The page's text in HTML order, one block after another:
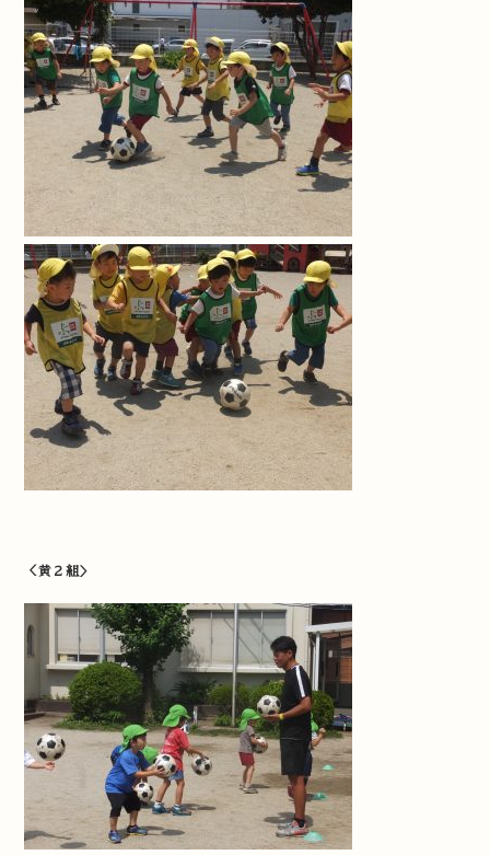
＜黄２組＞